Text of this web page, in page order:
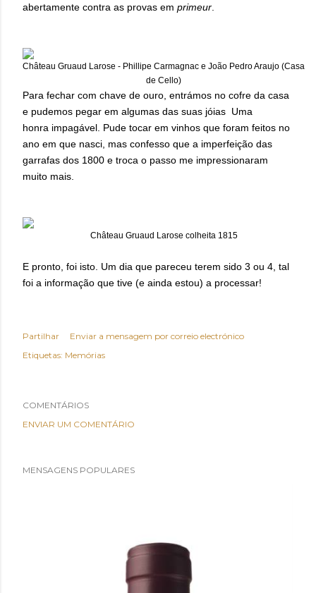
abertamente contra as provas em primeur
Château Gruaud Larose - Phillipe Carmagnac e João Pedro Araujo (Casa
de Cello)
Para fechar com chave de ouro, entrámos no cofre da casa
e pudemos pegar em algumas das suas jóias Uma
honra impagável. Pude tocar em vinhos que foram feitos no
ano em que nasci, mas confesso que a imperfeição das
garrafas dos 1800 e troca o passo me impressionaram
muito mais.
Château Gruaud Larose colheita 1815
E pronto, foi isto. Um dia que pareceu terem sido 3 ou 4, tal
foi a informação que tive (e ainda estou) a processar!
Partilhar
Enviar a mensagem por correio electrónico
Etiquetas: Memórias
COMENTÁRIOS
ENVIAR UM COMENTÁRIO
MENSAGENS POPULARES